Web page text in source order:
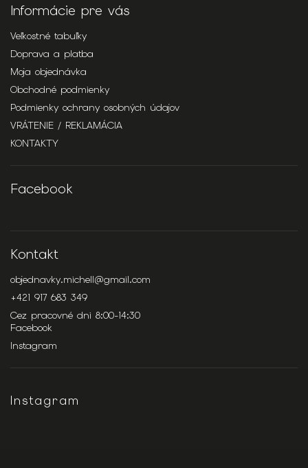
Informácie pre vás
Veľkostné tabuľky
Doprava a platba
Moja objednávka
Obchodné podmienky
Podmienky ochrany osobných údajov
VRÁTENIE / REKLAMÁCIA
KONTAKTY
Facebook
Kontakt
objednavky.michell@gmail.com
+421 917 683 349
Cez pracovné dni 8:00-14:30
Facebook
Instagram
Instagram